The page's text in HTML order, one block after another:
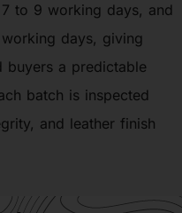
to 9 working days, and
days, giving
buyers a predictable
batch is inspected
and leather finish